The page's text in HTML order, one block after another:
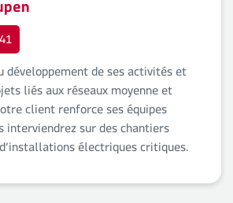
développement de ses activités et
liés aux réseaux moyenne et
client renforce ses équipes
interviendrez sur des chantiers
électriques critiques.